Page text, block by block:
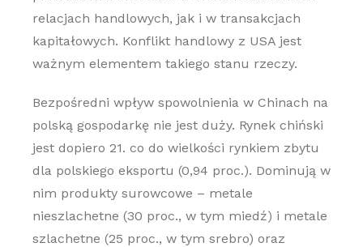
relacjach handlowych, jak i w transakcjach
kapitałowych. Konflikt handlowy z USA jest
ważnym elementem takiego stanu rzeczy.
Bezpośredni wpływ spowolnienia w Chinach na
polską gospodarkę nie jest duży. Rynek chiński
jest dopiero 21. co do wielkości rynkiem zbytu
dla polskiego eksportu (0,94 proc.). Dominują w
nim produkty surowcowe – metale
nieszlachetne (30 proc., w tym miedź) i metale
szlachetne (25 proc., w tym srebro) oraz